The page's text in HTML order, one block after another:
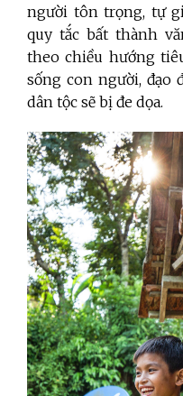
người tôn trọng, tự
quy tắc bất thành
theo chiều hướng
sống con người, đạo
dân tộc sẽ bị đe dọa.